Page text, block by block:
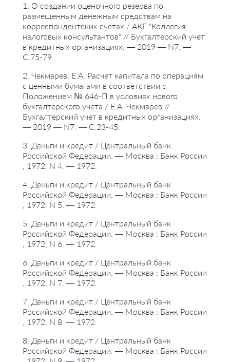
1. О создании оценочного резерва по
размещенным денежным средствам на
корреспондентских счетах / АКГ "Коллегия
налоговых консультантов" // Бухгалтерский учет
в кредитных организациях. — 2019 — N7. —
С.75-79.
2. Чекмарев, Е.А. Расчет капитала по операциям
с ценными бумагами в соответствии с
Положением № 646-П в условиях нового
бухгалтерского учета / Е.А. Чекмарев //
Бухгалтерский учет в кредитных организациях.
— 2019 — N7. — С.23-45.
3. Деньги и кредит / Центральный банк
Российской Федерации. — Москва : Банк России
, 1972, N 4. — 1972.
4. Деньги и кредит / Центральный банк
Российской Федерации. — Москва : Банк России
, 1972, N 5. — 1972.
5. Деньги и кредит / Центральный банк
Российской Федерации. — Москва : Банк России
, 1972, N 6. — 1972.
6. Деньги и кредит / Центральный банк
Российской Федерации. — Москва : Банк России
, 1972, N 7. — 1972.
7. Деньги и кредит / Центральный банк
Российской Федерации. — Москва : Банк России
, 1972, N 8. — 1972.
8. Деньги и кредит / Центральный банк
Российской Федерации. — Москва : Банк России